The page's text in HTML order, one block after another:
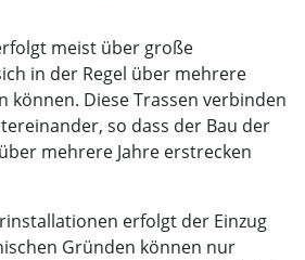
meist über große
in der Regel über mehrere
können. Diese Trassen verbinden
so dass der Bau der
mehrere Jahre erstrecken
erfolgt der Einzug
Gründen können nur